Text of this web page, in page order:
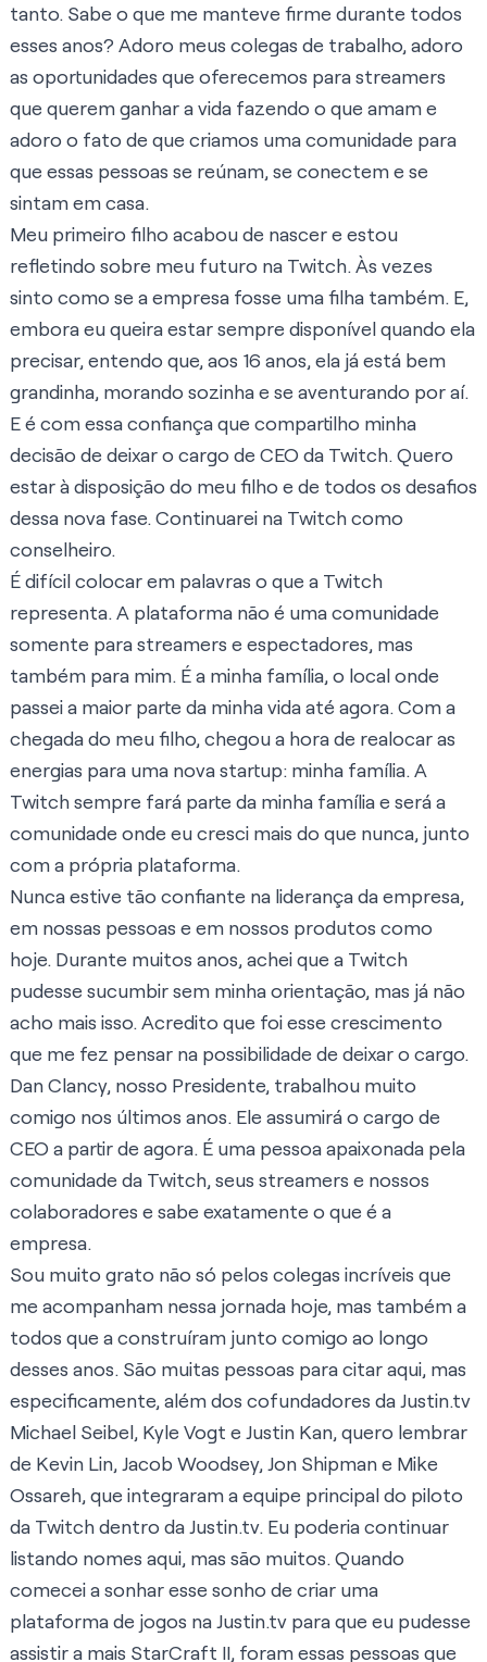
tanto. Sabe o que me manteve firme durante todos
esses anos? Adoro meus colegas de trabalho, adoro
as oportunidades que oferecemos para streamers
que querem ganhar a vida fazendo o que amam e
adoro o fato de que criamos uma comunidade para
que essas pessoas se reúnam, se conectem e se
sintam em casa.
Meu primeiro filho acabou de nascer e estou
refletindo sobre meu futuro na Twitch. Às vezes
sinto como se a empresa fosse uma filha também. E,
embora eu queira estar sempre disponível quando ela
precisar, entendo que, aos 16 anos, ela já está bem
grandinha, morando sozinha e se aventurando por aí.
E é com essa confiança que compartilho minha
decisão de deixar o cargo de CEO da Twitch. Quero
estar à disposição do meu filho e de todos os desafios
dessa nova fase. Continuarei na Twitch como
conselheiro.
É difícil colocar em palavras o que a Twitch
representa. A plataforma não é uma comunidade
somente para streamers e espectadores, mas
também para mim. É a minha família, o local onde
passei a maior parte da minha vida até agora. Com a
chegada do meu filho, chegou a hora de realocar as
energias para uma nova startup: minha família. A
Twitch sempre fará parte da minha família e será a
comunidade onde eu cresci mais do que nunca, junto
com a própria plataforma.
Nunca estive tão confiante na liderança da empresa,
em nossas pessoas e em nossos produtos como
hoje. Durante muitos anos, achei que a Twitch
pudesse sucumbir sem minha orientação, mas já não
acho mais isso. Acredito que foi esse crescimento
que me fez pensar na possibilidade de deixar o cargo.
Dan Clancy, nosso Presidente, trabalhou muito
comigo nos últimos anos. Ele assumirá o cargo de
CEO a partir de agora. É uma pessoa apaixonada pela
comunidade da Twitch, seus streamers e nossos
colaboradores e sabe exatamente o que é a
empresa.
Sou muito grato não só pelos colegas incríveis que
me acompanham nessa jornada hoje, mas também a
todos que a construíram junto comigo ao longo
desses anos. São muitas pessoas para citar aqui, mas
especificamente, além dos cofundadores da Justin.tv
Michael Seibel, Kyle Vogt e Justin Kan, quero lembrar
de Kevin Lin, Jacob Woodsey, Jon Shipman e Mike
Ossareh, que integraram a equipe principal do piloto
da Twitch dentro da Justin.tv. Eu poderia continuar
listando nomes aqui, mas são muitos. Quando
comecei a sonhar esse sonho de criar uma
plataforma de jogos na Justin.tv para que eu pudesse
assistir a mais StarCraft II, foram essas pessoas que